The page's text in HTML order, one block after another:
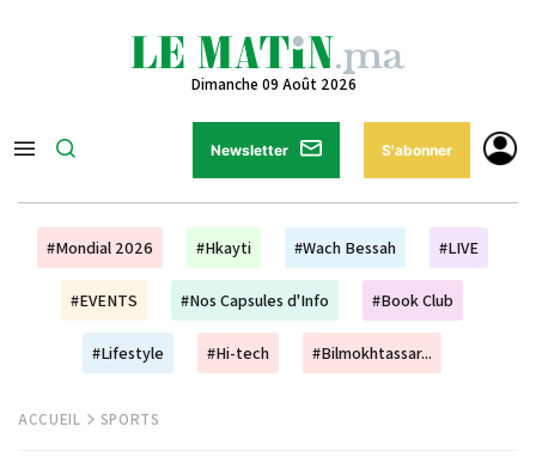
Dimanche 09 Août 2026
Newsletter S'abonner
#Mondial 2026 #Hkayti #Wach Bessah #LIVE
#EVENTS #Nos Capsules d'Info #Book Club
#Lifestyle #Hi-tech #Bilmokhtassar...
ACCUEIL SPORTS